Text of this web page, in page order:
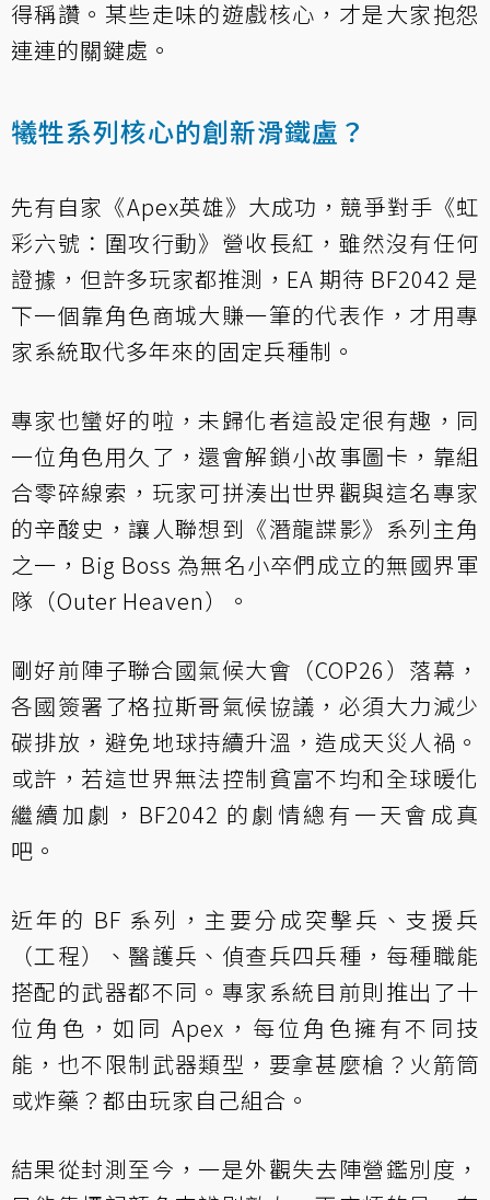
得稱讚。某些走味的遊戲核心，才是大家抱怨
連連的關鍵處。
犧牲系列核心的創新滑鐵盧？
先有自家《Apex英雄》大成功，競爭對手《虹
彩六號：圍攻行動》營收長紅，雖然沒有任何
證據，但許多玩家都推測，EA 期待 BF2042 是
下一個靠角色商城大賺一筆的代表作，才用專
家系統取代多年來的固定兵種制。
專家也蠻好的啦，未歸化者這設定很有趣，同
一位角色用久了，還會解鎖小故事圖卡，靠組
合零碎線索，玩家可拼湊出世界觀與這名專家
的辛酸史，讓人聯想到《潛龍諜影》系列主角
之一，Big Boss 為無名小卒們成立的無國界軍
隊（Outer Heaven）。
剛好前陣子聯合國氣候大會（COP26）落幕，
各國簽署了格拉斯哥氣候協議，必須大力減少
碳排放，避免地球持續升溫，造成天災人禍。
或許，若這世界無法控制貧富不均和全球暖化
繼續加劇，BF2042 的劇情總有一天會成真
吧。
近年的 BF 系列，主要分成突擊兵、支援兵
（工程）、醫護兵、偵查兵四兵種，每種職能
搭配的武器都不同。專家系統目前則推出了十
位角色，如同 Apex，每位角色擁有不同技
能，也不限制武器類型，要拿甚麼槍？火箭筒
或炸藥？都由玩家自己組合。
結果從封測至今，一是外觀失去陣營鑑別度，